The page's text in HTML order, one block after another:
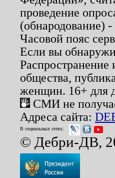
проведение
(обнародование) -
Часовой пояс
Если вы
общества,
женщин. 16+ для
СМИ не
Адреса сайта:
В социальных сетях:
© Дебри-ДВ,